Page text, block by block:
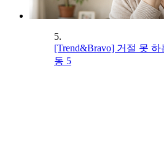
5.
[Trend&Bravo] 거절 못
동 5